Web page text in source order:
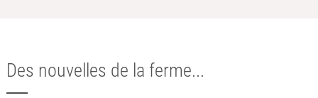
Des nouvelles de la ferme...